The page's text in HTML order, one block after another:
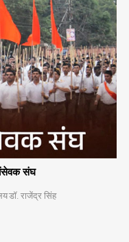
संघ
डॉ. राजेंद्र सिंह